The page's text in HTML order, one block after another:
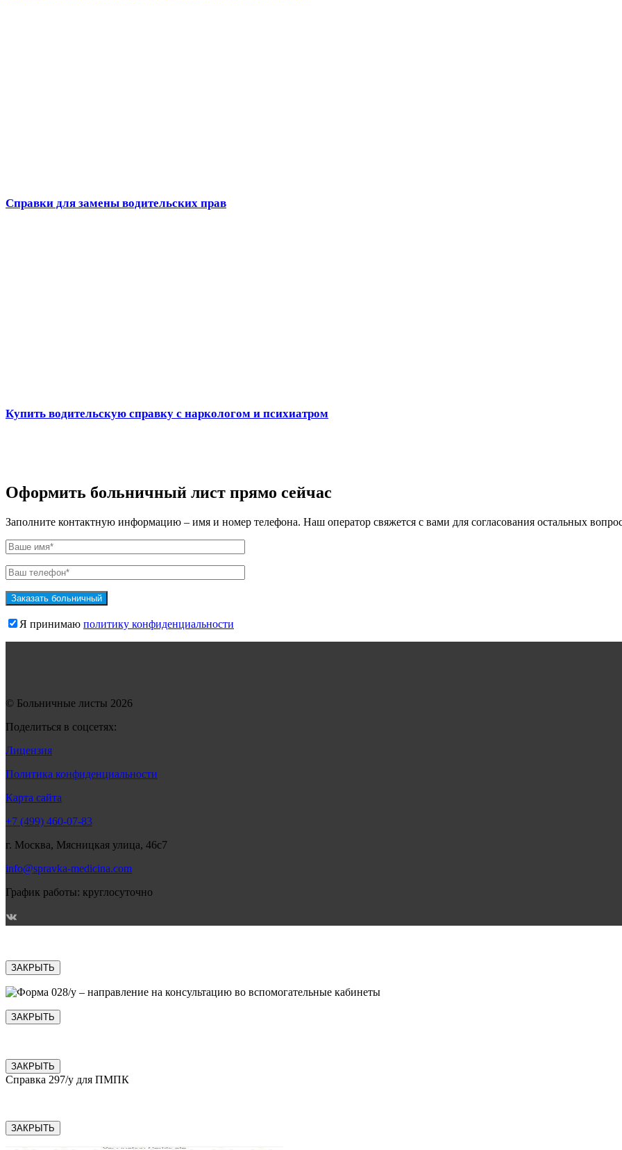
Справки для замены водительских прав
Купить водительскую справку с наркологом и психиатром
Оформить больничный лист прямо сейчас
Заполните контактную информацию – имя и номер телефона. Наш оператор свяжется с вами для согласования остальных
Я принимаю политику конфиденциальности
© Больничные листы 2026
Поделиться в соцсетях:
Лицензия
Политика конфиденциальности
Карта сайта
+7 (499) 460-07-83
г. Москва, Мясницкая улица, 46с7
info@spravka-medicina.com
График работы: круглосуточно
ЗАКРЫТЬ
ЗАКРЫТЬ
ЗАКРЫТЬ
Справка 297/у для ПМПК
ЗАКРЫТЬ